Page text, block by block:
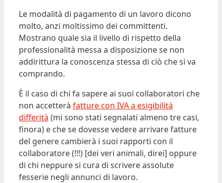
Le modalità di pagamento di un lavoro dicono
molto, anzi moltissimo dei committenti.
Mostrano quale sia il livello di rispetto della
professionalità messa a disposizione se non
addirittura la conoscenza stessa di ciò che si va
comprando.
È il caso di chi fa sapere ai suoi collaboratori che
non accetterà fatture con IVA a esigibilità
differità (mi sono stati segnalati almeno tre casi,
finora) e che se dovesse vedere arrivare fatture
del genere cambierà i suoi rapporti con il
collaboratore (!!!) [dei veri animali, direi] oppure
di chi neppure si cura di scrivere assolute
fesserie negli annunci di lavoro.